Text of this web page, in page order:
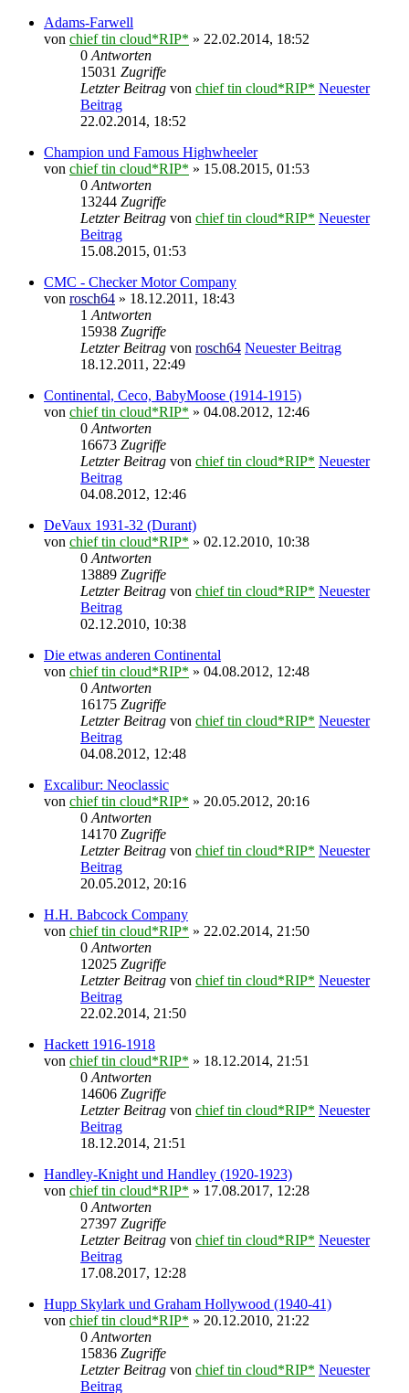
Adams-Farwell
von chief tin cloud*RIP* » 22.02.2014, 18:52
0 Antworten
15031 Zugriffe
Letzter Beitrag von chief tin cloud*RIP* Neuester
Beitrag
22.02.2014, 18:52
Champion und Famous Highwheeler
von chief tin cloud*RIP* » 15.08.2015, 01:53
0 Antworten
13244 Zugriffe
Letzter Beitrag von chief tin cloud*RIP* Neuester
Beitrag
15.08.2015, 01:53
CMC - Checker Motor Company
von rosch64 » 18.12.2011, 18:43
1 Antworten
15938 Zugriffe
Letzter Beitrag von rosch64 Neuester Beitrag
18.12.2011, 22:49
Continental, Ceco, BabyMoose (1914-1915)
von chief tin cloud*RIP* » 04.08.2012, 12:46
0 Antworten
16673 Zugriffe
Letzter Beitrag von chief tin cloud*RIP* Neuester
Beitrag
04.08.2012, 12:46
DeVaux 1931-32 (Durant)
von chief tin cloud*RIP* » 02.12.2010, 10:38
0 Antworten
13889 Zugriffe
Letzter Beitrag von chief tin cloud*RIP* Neuester
Beitrag
02.12.2010, 10:38
Die etwas anderen Continental
von chief tin cloud*RIP* » 04.08.2012, 12:48
0 Antworten
16175 Zugriffe
Letzter Beitrag von chief tin cloud*RIP* Neuester
Beitrag
04.08.2012, 12:48
Excalibur: Neoclassic
von chief tin cloud*RIP* » 20.05.2012, 20:16
0 Antworten
14170 Zugriffe
Letzter Beitrag von chief tin cloud*RIP* Neuester
Beitrag
20.05.2012, 20:16
H.H. Babcock Company
von chief tin cloud*RIP* » 22.02.2014, 21:50
0 Antworten
12025 Zugriffe
Letzter Beitrag von chief tin cloud*RIP* Neuester
Beitrag
22.02.2014, 21:50
Hackett 1916-1918
von chief tin cloud*RIP* » 18.12.2014, 21:51
0 Antworten
14606 Zugriffe
Letzter Beitrag von chief tin cloud*RIP* Neuester
Beitrag
18.12.2014, 21:51
Handley-Knight und Handley (1920-1923)
von chief tin cloud*RIP* » 17.08.2017, 12:28
0 Antworten
27397 Zugriffe
Letzter Beitrag von chief tin cloud*RIP* Neuester
Beitrag
17.08.2017, 12:28
Hupp Skylark und Graham Hollywood (1940-41)
von chief tin cloud*RIP* » 20.12.2010, 21:22
0 Antworten
15836 Zugriffe
Letzter Beitrag von chief tin cloud*RIP* Neuester
Beitrag